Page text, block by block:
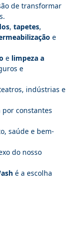
de transformar
, tapetes,
e
e limpeza a
e
indústrias e
constantes
saúde e bem-
do nosso
é a escolha